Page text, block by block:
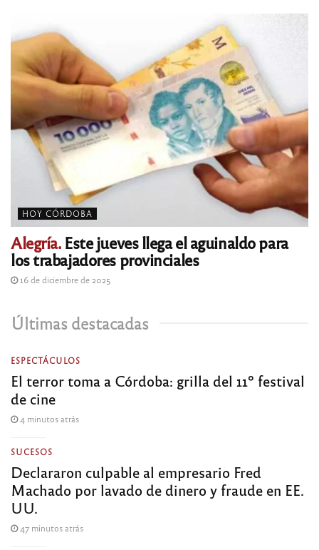
HOY CÓRDOBA
Alegría.Este jueves llega el aguinaldo para
los trabajadores provinciales
16 de diciembre de 2025
Últimas destacadas
ESPECTÁCULOS
El terror toma a Córdoba: grilla del 11º festival
de cine
4 minutos atrás
SUCESOS
Declararon culpable al empresario Fred
Machado por lavado de dinero y fraude en EE.
UU.
47 minutos atrás